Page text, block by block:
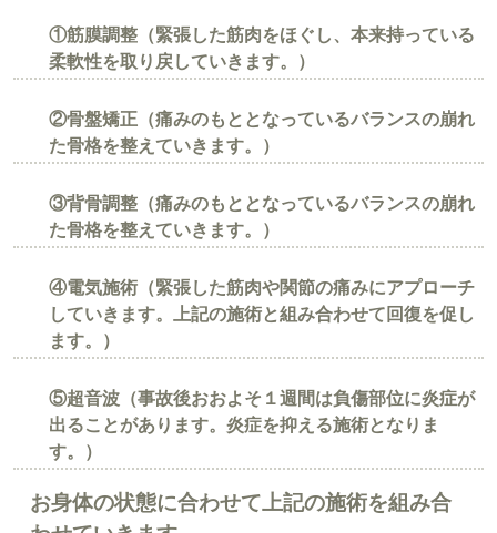
①筋膜調整（緊張した筋肉をほぐし、本来持っている
柔軟性を取り戻していきます。）
②骨盤矯正（痛みのもととなっているバランスの崩れ
た骨格を整えていきます。）
③背骨調整（痛みのもととなっているバランスの崩れ
た骨格を整えていきます。）
④電気施術（緊張した筋肉や関節の痛みにアプローチ
していきます。上記の施術と組み合わせて回復を促し
ます。）
⑤超音波（事故後おおよそ１週間は負傷部位に炎症が
出ることがあります。炎症を抑える施術となりま
す。）
お身体の状態に合わせて上記の施術を組み合